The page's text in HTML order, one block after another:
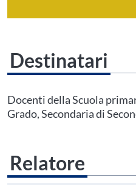
Destinatari
tuo profilo personalePrima di
Area Personale
Docenti della Scuola
Grado, Secondaria di
Relatore